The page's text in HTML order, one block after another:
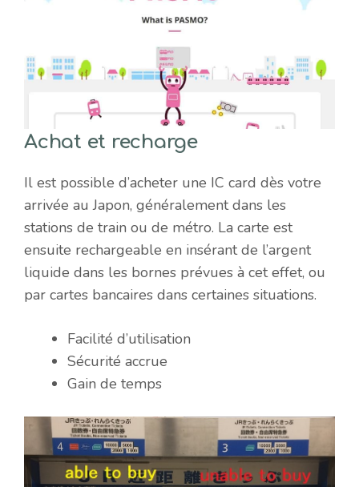
Achat et recharge
Il est possible d’acheter une IC card dès votre
arrivée au Japon, généralement dans les
stations de train ou de métro. La carte est
ensuite rechargeable en insérant de l’argent
liquide dans les bornes prévues à cet effet, ou
par cartes bancaires dans certaines situations.
Facilité d’utilisation
Sécurité accrue
Gain de temps